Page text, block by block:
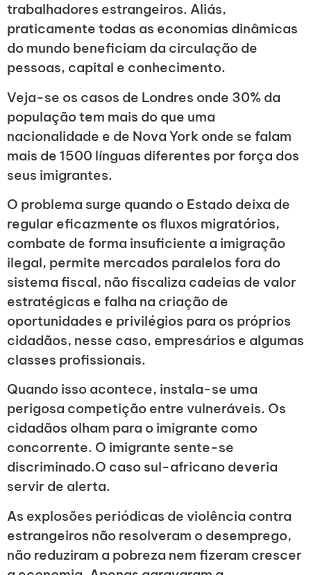
trabalhadores estrangeiros. Aliás,
praticamente todas as economias dinâmicas
do mundo beneficiam da circulação de
pessoas, capital e conhecimento.
Veja-se os casos de Londres onde 30% da
população tem mais do que uma
nacionalidade e de Nova York onde se falam
mais de 1500 línguas diferentes por força dos
seus imigrantes.
O problema surge quando o Estado deixa de
regular eficazmente os fluxos migratórios,
combate de forma insuficiente a imigração
ilegal, permite mercados paralelos fora do
sistema fiscal, não fiscaliza cadeias de valor
estratégicas e falha na criação de
oportunidades e privilégios para os próprios
cidadãos, nesse caso, empresários e algumas
classes profissionais.
Quando isso acontece, instala-se uma
perigosa competição entre vulneráveis. Os
cidadãos olham para o imigrante como
concorrente. O imigrante sente-se
discriminado.O caso sul-africano deveria
servir de alerta.
As explosões periódicas de violência contra
estrangeiros não resolveram o desemprego,
não reduziram a pobreza nem fizeram crescer